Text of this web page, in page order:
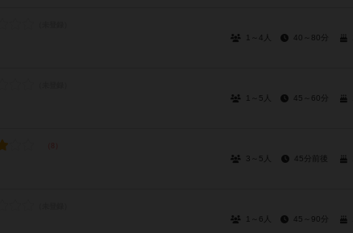
1～4人 40～80分
1～5人 45～60分
3～5人 45分前後
1～6人 45～90分